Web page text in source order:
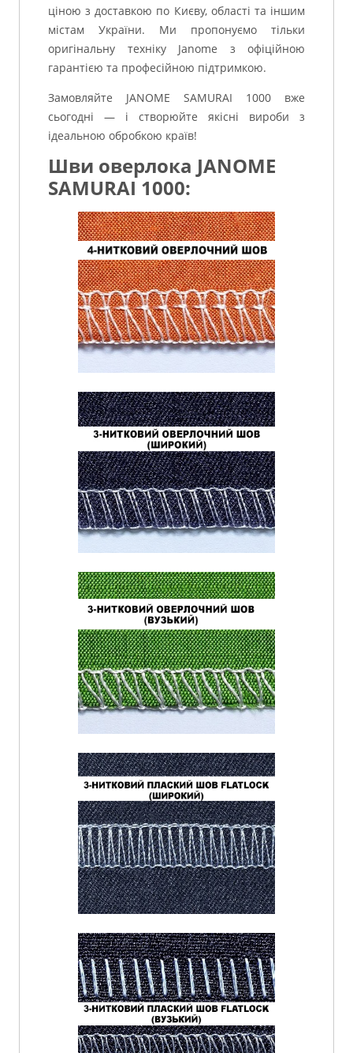
ціною з доставкою по Києву, області та іншим
містам України. Ми пропонуємо тільки
оригінальну техніку Janome з офіційною
гарантією та професійною підтримкою.
Замовляйте JANOME SAMURAI 1000 вже
сьогодні — і створюйте якісні вироби з
ідеальною обробкою країв!
Шви оверлока JANOME
SAMURAI 1000: